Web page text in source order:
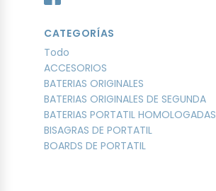
CATEGORÍAS
Todo
ACCESORIOS
BATERIAS ORIGINALES
BATERIAS ORIGINALES DE SEGUNDA
BATERIAS PORTATIL HOMOLOGADAS
BISAGRAS DE PORTATIL
BOARDS DE PORTATIL